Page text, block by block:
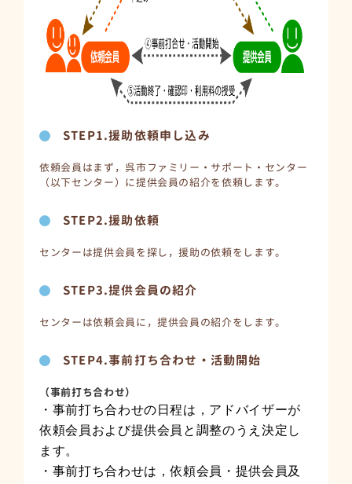
STEP1.援助依頼申し込み
依頼会員はまず，呉市ファミリー・サポート・センター
（以下センター）に提供会員の紹介を依頼します。
STEP2.援助依頼
センターは提供会員を探し，援助の依頼をします。
STEP3.提供会員の紹介
センターは依頼会員に，提供会員の紹介をします。
STEP4.事前打ち合わせ・活動開始
（事前打ち合わせ）
・事前打ち合わせの日程は，アドバイザーが
依頼会員および提供会員と調整のうえ決定し
ます。
・事前打ち合わせは，依頼会員・提供会員及